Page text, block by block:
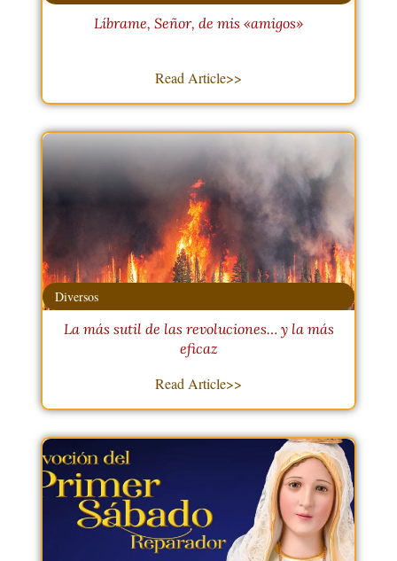
Líbrame, Señor, de mis «amigos»
Read Article>>
Diversos
La más sutil de las revoluciones… y la más
eficaz
Read Article>>